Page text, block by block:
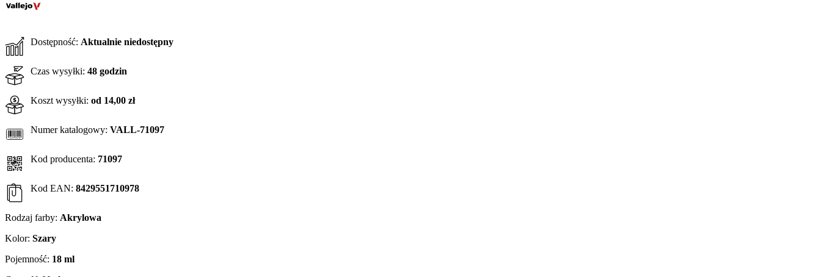
Dostępność: Aktualnie niedostępny
Czas wysyłki: 48 godzin
Koszt wysyłki: od 14,00 zł
Numer katalogowy: VALL-71097
Kod producenta: 71097
Kod EAN: 8429551710978
Rodzaj farby: Akrylowa
Kolor: Szary
Pojemność: 18 ml